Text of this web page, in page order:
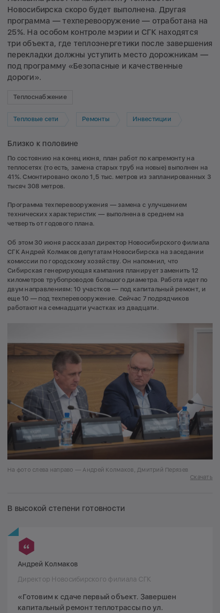
Новосибирска скоро будет выполнена. Другая
программа — техперевооружение — отработана на
25%. На особом контроле мэрии и СГК находятся
три объекта, где теплоэнергетики после завершения
перекладки должны уступить место дорожникам —
под программу «Безопасные и качественные
дороги».
Теплоснабжение
Тепловые сети Ремонты Инвестиции
Близко к половине
По состоянию на конец июня, план работ по капремонту на
теплосетях (то есть, замена старых труб на новые) выполнен на
41%. Смонтировано около 1,5 тыс. метров из запланированных 3
тысяч 308 метров.
Программа техперевооружения — замена с улучшением
технических характеристик — выполнена в среднем на
четверть от годового плана.
Об этом 30 июня рассказал директор Новосибирского филиала
СГК Андрей Колмаков депутатам Новосибирска на заседании
комиссии по городскому хозяйству. Он напомнил, что
Сибирская генерирующая кампания планирует заменить 12
километров трубопроводов большого диаметра. Работа идет по
двум направлениям: 10 участков — под капитальный ремонт, и
еще 10 — под техперевооружение. Сейчас 7 подрядчиков
работают на семнадцати участках из двадцати.
На фото слева направо — Андрей Колмаков, Дмитрий Перязев
Скачать
В высокой степени готовности
Андрей Колмаков
Директор Новосибирского филиала СГК
«Готовим к сдаче первый объект. Завершен
капитальный ремонт теплотрассы по ул.